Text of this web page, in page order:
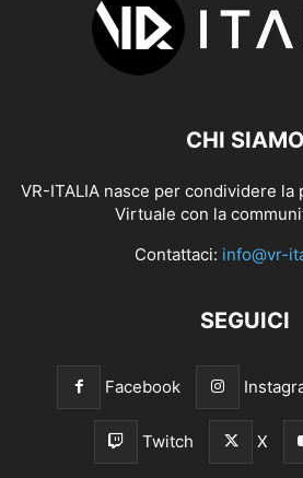
CHI SIAMO
VR-ITALIA nasce per condividere la
Virtuale con la
Contattaci: info@vr-
SEGUICI
Facebook
Twitch X